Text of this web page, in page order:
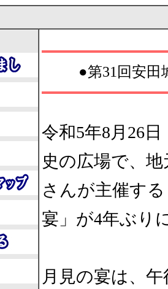
●第31回安田
令和5年8月26
史の広場で、
さんが主催す
宴」が4年ぶり
月見の宴は、